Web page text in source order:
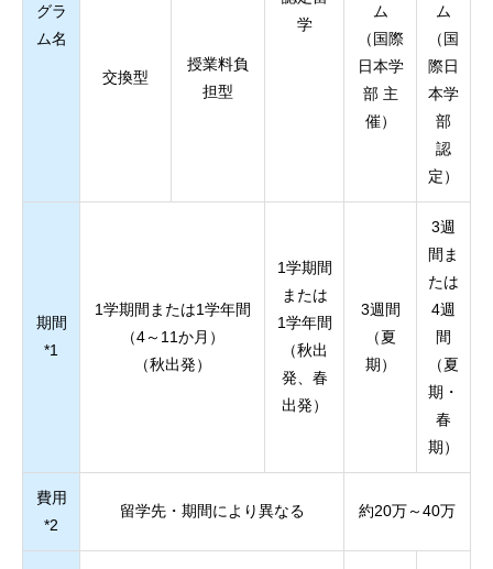
グラ
ム名
学
ム
（国際
日本学
部 主
催）
ム
（国
際日
本学
部
認
定）
交換型
授業料負
担型
期間
*1
1学期間または1学年間
（4～11か月）
（秋出発）
1学期間
または
1学年間
（秋出
発、春
出発）
3週間
（夏
期）
3週
間ま
たは
4週
間
（夏
期・
春
期）
費用
*2
留学先・期間により異なる 約20万～40万